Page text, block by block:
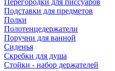
Перегородки для писсуаров
Подставки для предметов
Полки
Полотенцедержатели
Поручни для ванной
Сиденья
Скребки для душа
Стойки - набор держателей